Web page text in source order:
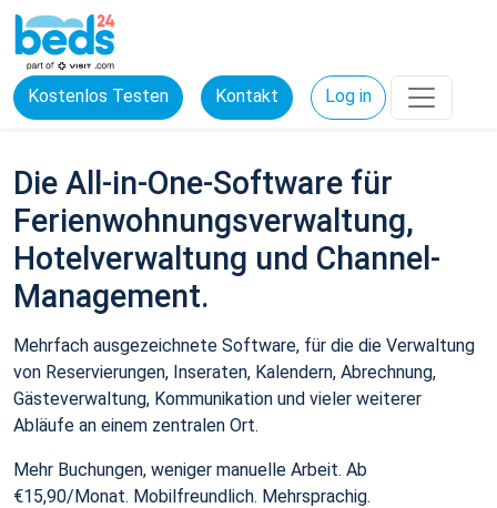
Kostenlos Testen Kontakt Log in
Die All-in-One-Software für
Ferienwohnungsverwaltung,
Hotelverwaltung und Channel-
Management.
Mehrfach ausgezeichnete Software, für die die Verwaltung
von Reservierungen, Inseraten, Kalendern, Abrechnung,
Gästeverwaltung, Kommunikation und vieler weiterer
Abläufe an einem zentralen Ort.
Mehr Buchungen, weniger manuelle Arbeit. Ab
€15,90/Monat. Mobilfreundlich. Mehrsprachig.